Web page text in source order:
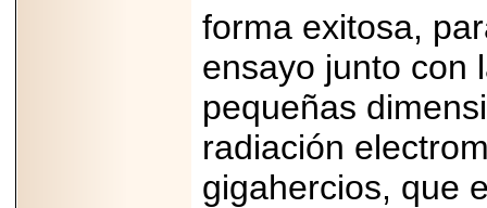
forma exitosa,
ensayo junto con
pequeñas
radiación
gigahercios, que